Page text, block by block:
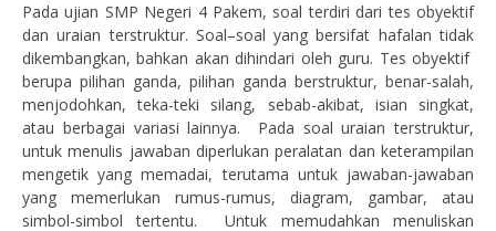
Pada ujian SMP Negeri 4 Pakem, soal terdiri dari tes obyektif
dan uraian terstruktur. Soal–soal yang bersifat hafalan tidak
dikembangkan, bahkan akan dihindari oleh guru. Tes obyektif
berupa pilihan ganda, pilihan ganda berstruktur, benar-salah,
menjodohkan, teka-teki silang, sebab-akibat, isian singkat,
atau berbagai variasi lainnya. Pada soal uraian terstruktur,
untuk menulis jawaban diperlukan peralatan dan keterampilan
mengetik yang memadai, terutama untuk jawaban-jawaban
yang memerlukan rumus-rumus, diagram, gambar, atau
simbol-simbol tertentu. Untuk memudahkan menuliskan